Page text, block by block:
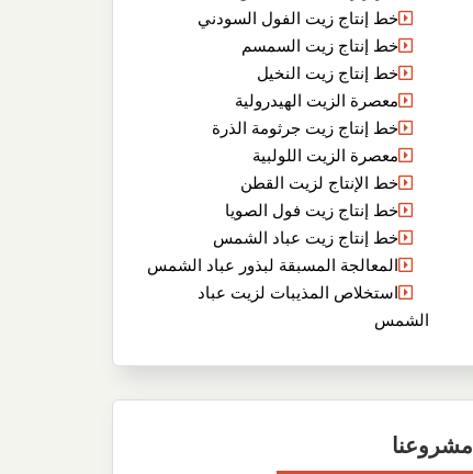
خط إنتاج زيت الفول السودني
خط إنتاج زيت السمسم
خط إنتاج زيت النخيل
معصرة الزيت الهيدرولية
خط إنتاج زيت جرثومة الذرة
معصرة الزيت اللولبية
خط الإنتاج لزيت القطن
خط إنتاج زيت فول الصويا
خط إنتاج زيت عباد الشمس
المعالجة المسبقة لبذور عباد الشمس
استخلاص المذيبات لزيت عباد
الشمس
مشروعنا